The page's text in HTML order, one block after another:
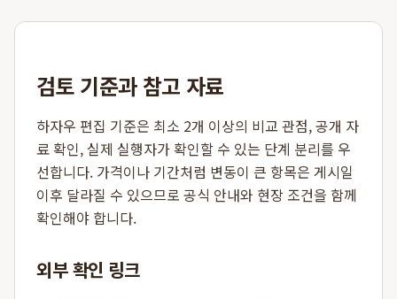
검토 기준과 참고 자료
하자우 편집 기준은 최소 2개 이상의 비교 관점, 공개 자
료 확인, 실제 실행자가 확인할 수 있는 단계 분리를 우
선합니다. 가격이나 기간처럼 변동이 큰 항목은 게시일
이후 달라질 수 있으므로 공식 안내와 현장 조건을 함께
확인해야 합니다.
외부 확인 링크